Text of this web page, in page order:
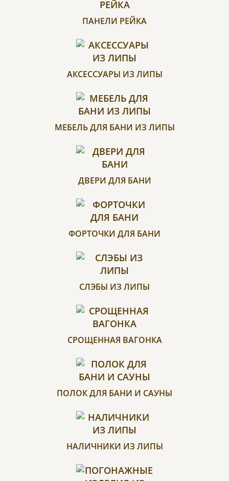
ПАНЕЛИ РЕЙКА
АКСЕССУАРЫ ИЗ ЛИПЫ
МЕБЕЛЬ ДЛЯ БАНИ ИЗ ЛИПЫ
ДВЕРИ ДЛЯ БАНИ
ФОРТОЧКИ ДЛЯ БАНИ
СЛЭБЫ ИЗ ЛИПЫ
СРОЩЕННАЯ ВАГОНКА
ПОЛОК ДЛЯ БАНИ И САУНЫ
НАЛИЧНИКИ ИЗ ЛИПЫ